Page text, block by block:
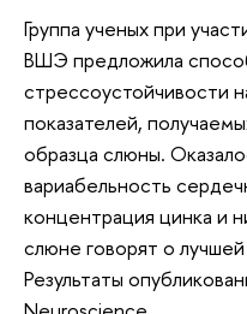
Группа ученых при
ВШЭ предложила
стрессоустойчивости
показателей,
образца слюны.
вариабельность
концентрация цинка и
слюне говорят о
Результаты